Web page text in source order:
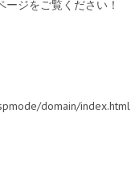
ジをご覧ください！
domain/index.html